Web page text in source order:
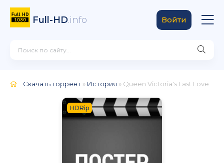
Full-HD.info Войти
Скачать торрент » История » Queen Victoria's Last Love
HDRip